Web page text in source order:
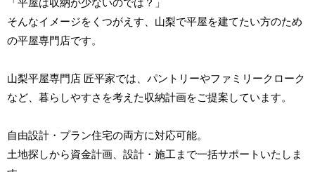
「平屋は収納が少ないのでは？」
そんなイメージをくつがえす、山梨で平屋を建てたい方のため
の平屋専門店です。
山梨平屋専門店 匠平家では、パントリーやファミリークローク
など、暮らしやすさを考えた収納計画をご提案しています。
自由設計・プラン住宅の両方に対応可能。
土地探しから資金計画、設計・施工まで一括サポートいたしま